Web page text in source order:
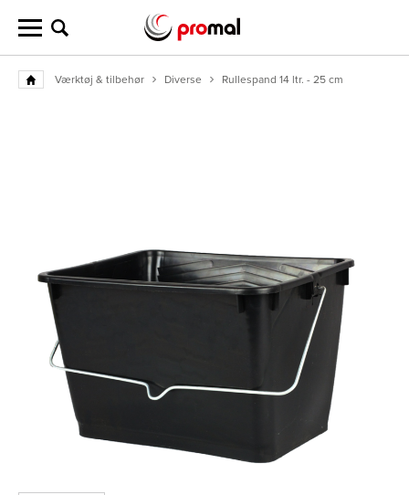
Værktøj & tilbehør Diverse Rullespand 14 ltr. - 25 cm